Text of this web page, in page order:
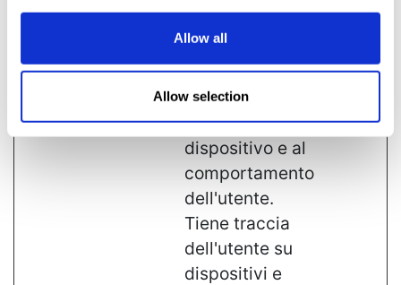
Allow all
Allow selection
inviare dati a
Google
Analytics in
merito al
dispositivo e al
comportamento
dell'utente.
Tiene traccia
dell'utente su
dispositivi e